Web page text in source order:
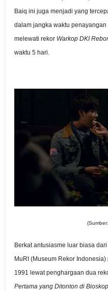
Baiq ini juga menjadi yang
dalam jangka waktu
melewati rekor Warkop DKI
waktu 5 hari.
Berkat antusiasme luar biasa
MuRI (Museum Rekor
1991 lewat penghargaan dua
Pertama yang Ditonton di